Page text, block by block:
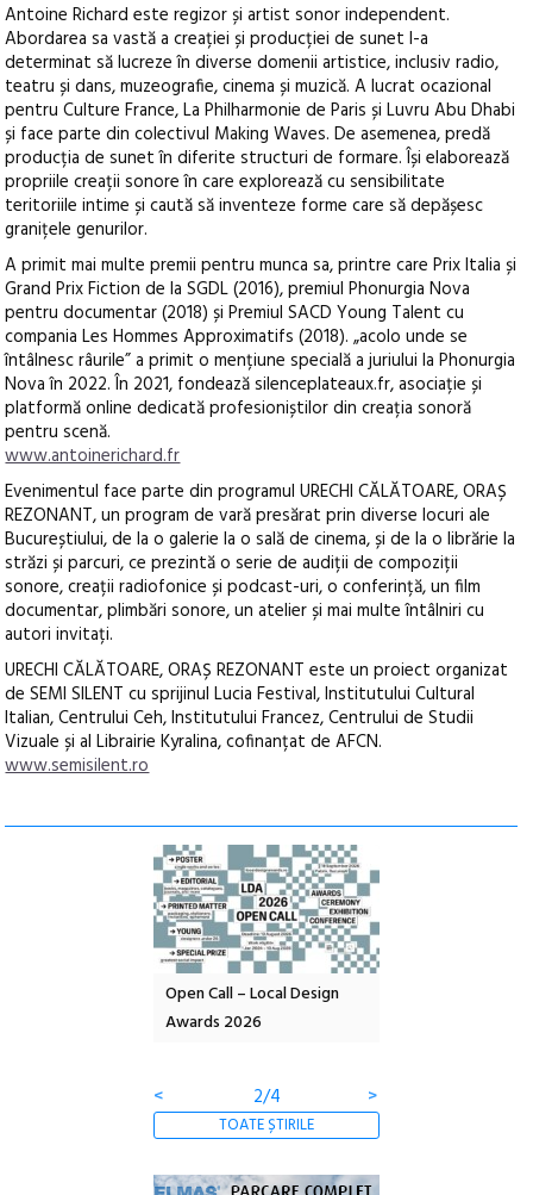
Antoine Richard este regizor și artist sonor independent.
Abordarea sa vastă a creației și producției de sunet l-a
determinat să lucreze în diverse domenii artistice, inclusiv radio,
teatru și dans, muzeografie, cinema și muzică. A lucrat ocazional
pentru Culture France, La Philharmonie de Paris și Luvru Abu Dhabi
și face parte din colectivul Making Waves. De asemenea, predă
producția de sunet în diferite structuri de formare. Își elaborează
propriile creații sonore în care explorează cu sensibilitate
teritoriile intime și caută să inventeze forme care să depășesc
granițele genurilor.
A primit mai multe premii pentru munca sa, printre care Prix Italia și
Grand Prix Fiction de la SGDL (2016), premiul Phonurgia Nova
pentru documentar (2018) și Premiul SACD Young Talent cu
compania Les Hommes Approximatifs (2018). „acolo unde se
întâlnesc râurile” a primit o mențiune specială a juriului la Phonurgia
Nova în 2022. În 2021, fondează silenceplateaux.fr, asociație și
platformă online dedicată profesioniștilor din creația sonoră
pentru scenă.
www.antoinerichard.fr
Evenimentul face parte din programul URECHI CĂLĂTOARE, ORAȘ
REZONANT, un program de vară presărat prin diverse locuri ale
Bucureștiului, de la o galerie la o sală de cinema, și de la o librărie la
străzi și parcuri, ce prezintă o serie de audiții de compoziții
sonore, creații radiofonice și podcast-uri, o conferință, un film
documentar, plimbări sonore, un atelier și mai multe întâlniri cu
autori invitați.
URECHI CĂLĂTOARE, ORAȘ REZONANT este un proiect organizat
de SEMI SILENT cu sprijinul Lucia Festival, Institutului Cultural
Italian, Centrului Ceh, Institutului Francez, Centrului de Studii
Vizuale și al Librairie Kyralina, cofinanțat de AFCN.
www.semisilent.ro
Open Call – Local Design
Awards 2026
<
2/4 >
TOATE ȘTIRILE